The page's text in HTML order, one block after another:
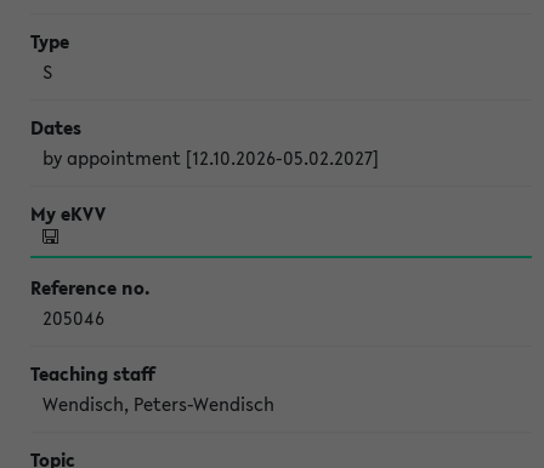
S
by appointment [12.10.2026-05.02.2027]
205046
Wendisch, Peters-Wendisch